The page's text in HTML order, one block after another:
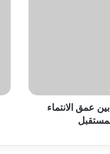
بين عمق الانتماء